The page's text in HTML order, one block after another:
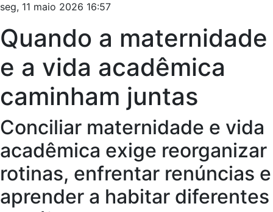
seg, 11 maio 2026 16:57
Quando a maternidade
e a vida acadêmica
caminham juntas
Conciliar maternidade e vida
acadêmica exige reorganizar
rotinas, enfrentar renúncias e
aprender a habitar diferentes